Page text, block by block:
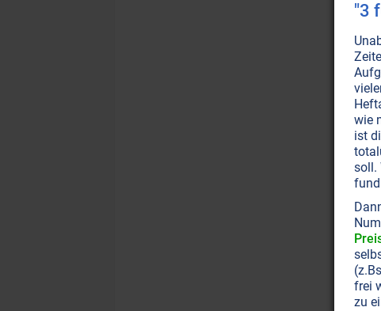
"3
wie
ist
soll.
frei
zu